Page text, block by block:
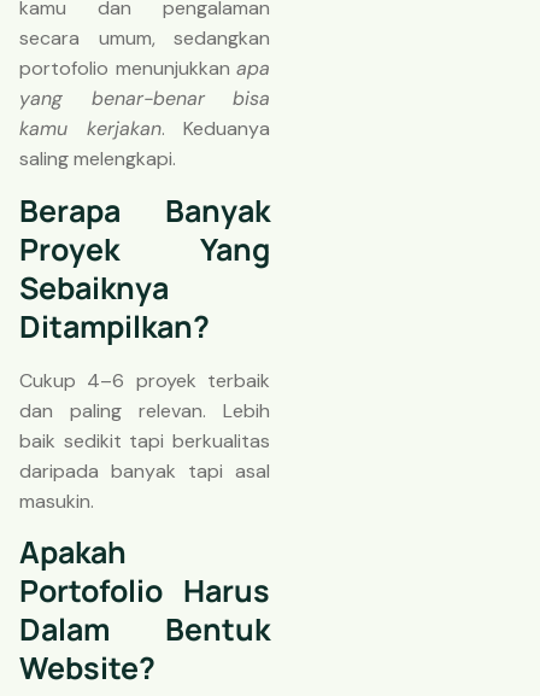
kamu dan pengalaman
secara umum, sedangkan
portofolio menunjukkan apa
yang benar-benar bisa
kamu kerjakan. Keduanya
saling melengkapi.
Berapa Banyak
Proyek Yang
Sebaiknya
Ditampilkan?
Cukup 4–6 proyek terbaik
dan paling relevan. Lebih
baik sedikit tapi berkualitas
daripada banyak tapi asal
masukin.
Apakah
Portofolio Harus
Dalam Bentuk
Website?